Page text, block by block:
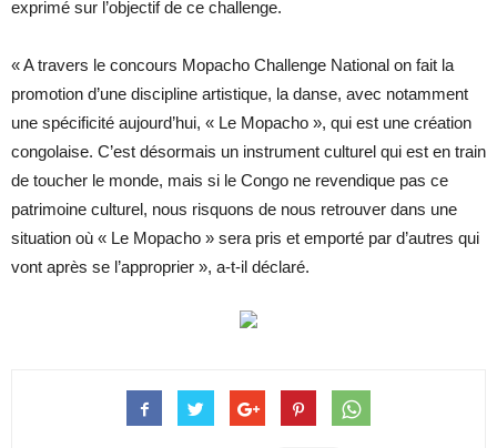
exprimé sur l’objectif de ce challenge.
« A travers le concours Mopacho Challenge National on fait la
promotion d’une discipline artistique, la danse, avec notamment
une spécificité aujourd’hui, « Le Mopacho », qui est une création
congolaise. C’est désormais un instrument culturel qui est en train
de toucher le monde, mais si le Congo ne revendique pas ce
patrimoine culturel, nous risquons de nous retrouver dans une
situation où « Le Mopacho » sera pris et emporté par d’autres qui
vont après se l’approprier », a-t-il déclaré.